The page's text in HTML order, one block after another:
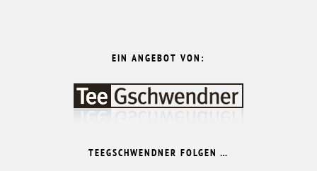
EIN ANGEBOT VON:
TEEGSCHWENDNER FOLGEN …